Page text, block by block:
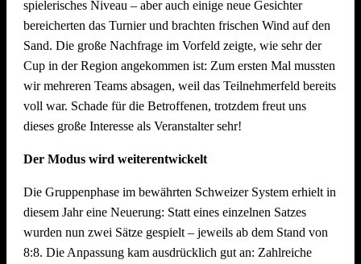
auch der Abbau muss organisiert sein. Bitte helft mit, dass
nach intensiven Festtagen mit vielen Helferinnen und Helfern
der Abbau schnell und zügig voranschreitet. Hier können wir
jede helfende Hand gebrauchen. Auch nach einem
Arbeitstag am Arbeitsplatz bitte zum Feierabend ans
Neckarufer kommen!!
reichlich für alle Helfer vorhanden!
spielerisches Niveau – aber auch einige neue Gesichter
bereicherten das Turnier und brachten frischen Wind auf den
Sand. Die große Nachfrage im Vorfeld zeigte, wie sehr der
Cup in der Region angekommen ist: Zum ersten Mal mussten
wir mehreren Teams absagen, weil das Teilnehmerfeld bereits
voll war. Schade für die Betroffenen, trotzdem freut uns
dieses große Interesse als Veranstalter sehr!
Der Modus wird weiterentwickelt
Die Gruppenphase im bewährten Schweizer System erhielt in
diesem Jahr eine Neuerung: Statt eines einzelnen Satzes
wurden nun zwei Sätze gespielt – jeweils ab dem Stand von
8:8. Die Anpassung kam ausdrücklich gut an: Zahlreiche